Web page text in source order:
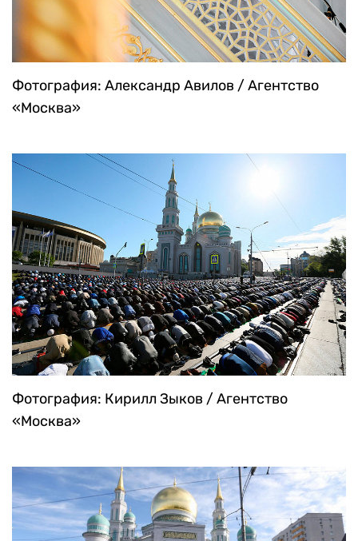
Фотография: Александр Авилов / Агентство
«Москва»
Фотография: Кирилл Зыков / Агентство
«Москва»